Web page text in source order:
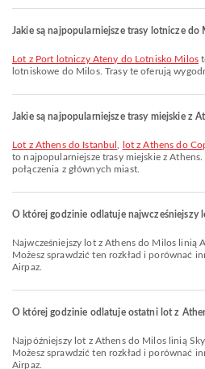
Jakie są najpopularniejsze trasy lotnicze do
lot z Port lotniczy Ateny do Lotnisko Milos
lotniskowe do Milos. Trasy te oferują
Jakie są najpopularniejsze trasy miejskie z
lot z Athens do Istanbul lot z Athens do
to najpopularniejsze trasy miejskie z
połączenia z głównych miast.
O której godzinie odlatuje najwcześniejszy
Najwcześniejszy lot z Athens do Milos linią Aegean Airlines odlatuje o 07:15.
Możesz sprawdzić ten rozkład i porównać
Airpaz.
O której godzinie odlatuje ostatni lot z
Najpóźniejszy lot z Athens do Milos linią Sky Express odlatuje o 19:05.
Możesz sprawdzić ten rozkład i porównać
Airpaz.